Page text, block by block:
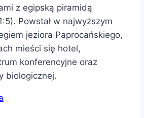
z egipską piramidą
Powstał w najwyższym
jeziora Paprocańskiego,
mieści się hotel,
konferencyjne oraz
biologicznej.